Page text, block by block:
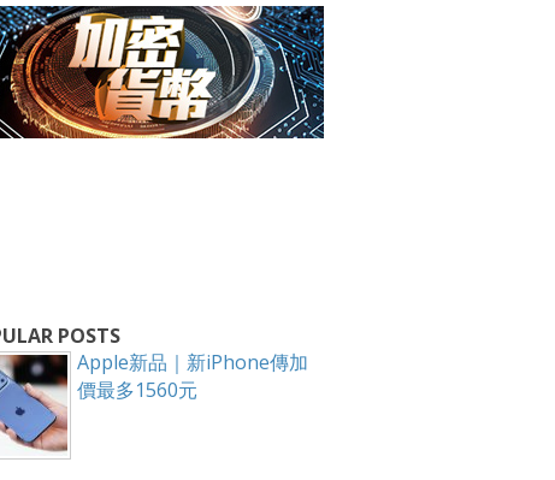
POSTS
Apple新品｜新iPhone傳加
價最多1560元
箱！